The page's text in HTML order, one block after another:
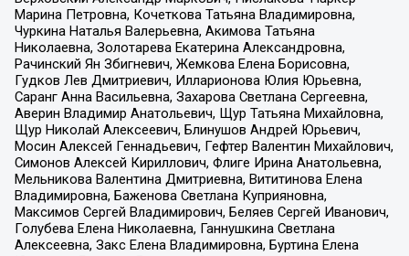
Марина Петровна, Кочеткова Татьяна Владимировна,
Чуркина Наталья Валерьевна, Акимова Татьяна
Николаевна, Золотарева Екатерина Александровна,
Рачинский Ян Збигневич, Жемкова Елена Борисовна,
Гудков Лев Дмитриевич, Илларионова Юлия Юрьевна,
Саранг Анна Васильевна, Захарова Светлана Сергеевна,
Аверин Владимир Анатольевич, Щур Татьяна Михайловна,
Щур Николай Алексеевич, Блинушов Андрей Юрьевич,
Мосин Алексей Геннадьевич, Гефтер Валентин Михайлович,
Симонов Алексей Кириллович, Флиге Ирина Анатольевна,
Мельникова Валентина Дмитриевна, Вититинова Елена
Владимировна, Баженова Светлана Куприяновна,
Максимов Сергей Владимирович, Беляев Сергей Иванович,
Голубева Елена Николаевна, Ганнушкина Светлана
Алексеевна, Закс Елена Владимировна, Буртина Елена